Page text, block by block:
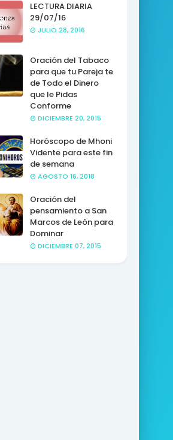
LECTURA DIARIA
29/07/16
JULIO 28, 2016
Oración del Tabaco
para que tu Pareja te
de Todo el Dinero
que le Pidas
Conforme
DICIEMBRE 20, 2015
Horóscopo de Mhoni
Vidente para este fin
de semana
AGOSTO 16, 2018
Oración del
pensamiento a San
Marcos de León para
Dominar
DICIEMBRE 07, 2015